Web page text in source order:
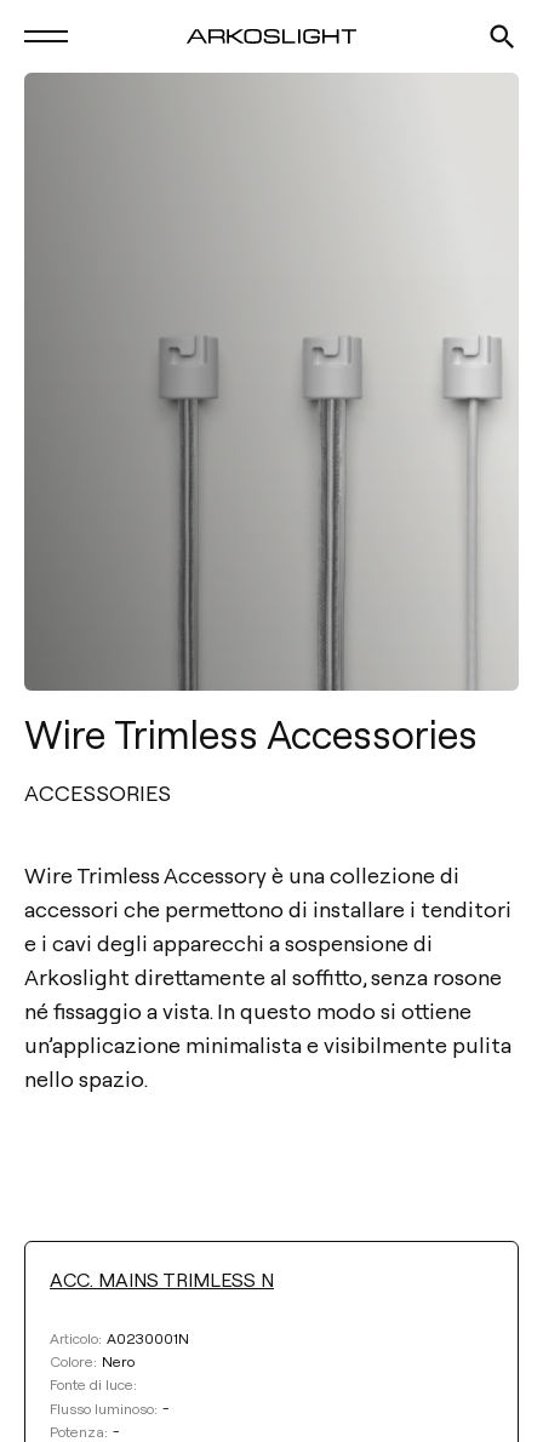
Wire Trimless Accessories
ACCESSORIES
Wire Trimless Accessory è una collezione di
accessori che permettono di installare i tenditori
e i cavi degli apparecchi a sospensione di
Arkoslight direttamente al soffitto, senza rosone
né fissaggio a vista. In questo modo si ottiene
un’applicazione minimalista e visibilmente pulita
nello spazio.
FLUSSO LUMINOSO
Selezionare
POTENZA
ACC. MAINS TRIMLESS N
Articolo: A0230001N
Colore: Nero
Fonte di luce:
Flusso luminoso: -
Potenza: -